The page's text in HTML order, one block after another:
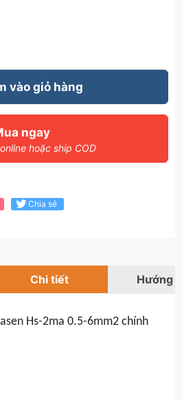
vào giỏ hàng
ngay
hoặc ship COD
Chia sẻ
Chi tiết Hướng
Hs-2ma 0.5-6mm2 chính